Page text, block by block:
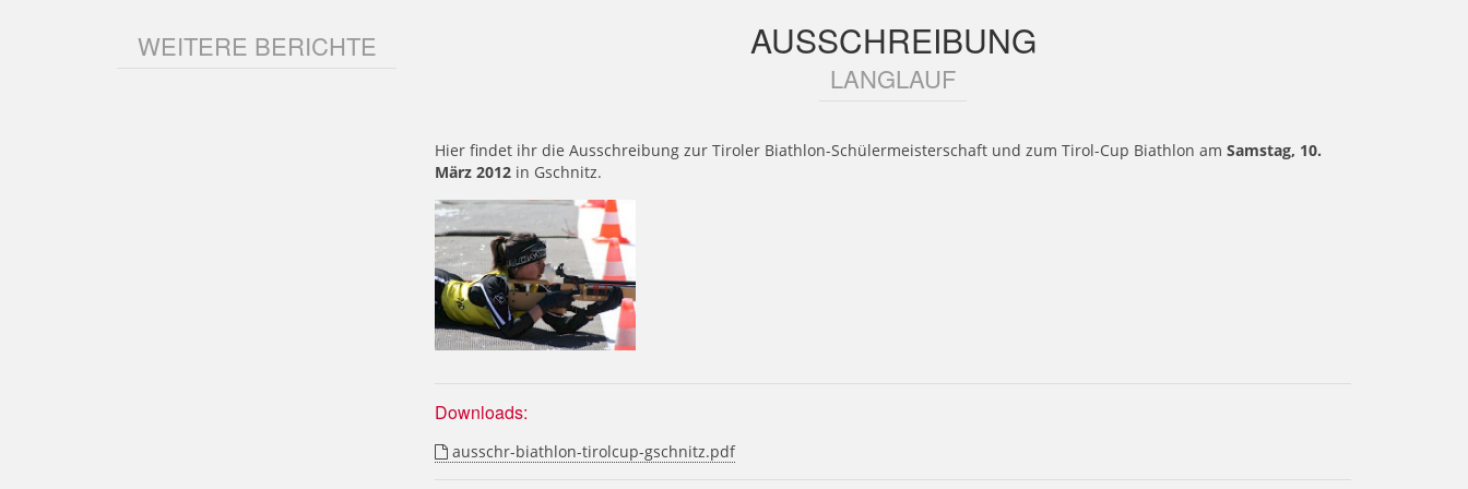
AUSSCHREIBUNG
LANGLAUF
Hier findet ihr die Ausschreibung zur Tiroler Biathlon-Schülermeisterschaft und zum Tirol-Cup Biathlon amSamstag, 10.
März 2012 in Gschnitz.
Downloads:
ausschr-biathlon-tirolcup-gschnitz.pdf
WEITERE BERICHTE